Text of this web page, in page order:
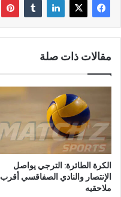
مقالات ذات صلة
الكرة الطائرة: الترجي يواصل
الإنتصار والنادي الصفاقسي أقرب
ملاحقيه